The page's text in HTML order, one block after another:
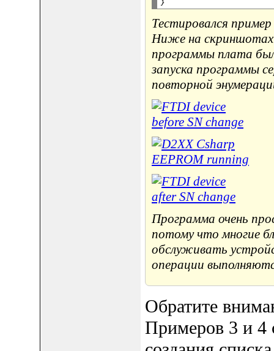
Тестировался
Ниже на скриншотах
программы плата
запуска программы
повторной
Программа очень
потому что многие
обслуживать
операции
Обратите
Примеров 3 и 4